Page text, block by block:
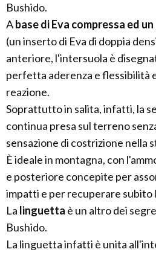
Bushido.
Abase di Eva compressa ed
(un inserto di Eva di doppia
anteriore, l'intersuola è
perfetta aderenza e flessibilità
reazione.
Soprattutto in salita, infatti, la
continua presa sul terreno
sensazione di costrizione nella
È ideale in montagna, con
e posteriore concepite per
impatti e per recuperare subito
La linguetta è un altro dei
Bushido.
La linguetta infatti è unita